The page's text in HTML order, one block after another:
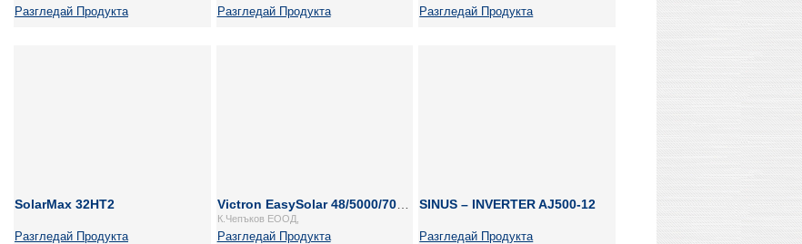
Разгледай Продукта Разгледай Продукта Разгледай Продукта
SolarMax 32HT2
Разгледай Продукта
Victron EasySolar 48/5000/70-100
К.Чепъков ЕООД,
Разгледай Продукта
SINUS – INVERTER AJ500-12
Разгледай Продукта